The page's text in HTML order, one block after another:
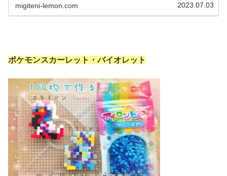
migiteni-lemon.com 2023.07.03
ポケモンスカーレット・バイオレット